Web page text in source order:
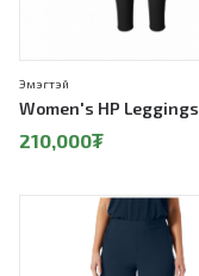
Women's HP Leggings
Эмэгтэй
210,000₮